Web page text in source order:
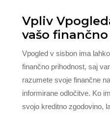
Vpliv
vašo
Vpogled v sisbon ima
finančno prihodnost, saj
razumete svoje finančne
informirane odločitve. Ko
svojo kreditno zgodovino,